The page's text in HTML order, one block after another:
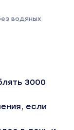
водяных
3000
если